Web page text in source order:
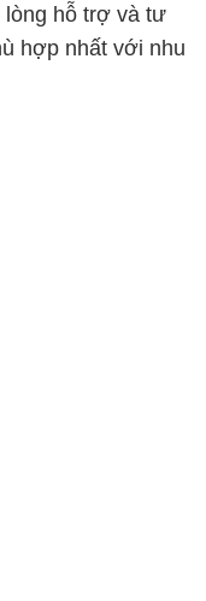
lòng hỗ trợ và tư
hợp nhất với nhu